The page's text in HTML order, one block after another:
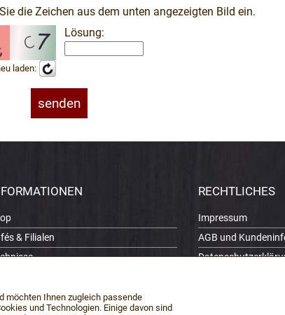
möchten Ihnen zugleich passende
und Technologien. Einige davon sind
die Zeichen aus dem unten angezeigten Bild ein.
laden:
Lösung:
& Filialen
Erzgebirge
RECHTLICHES
Impressum
AGB und